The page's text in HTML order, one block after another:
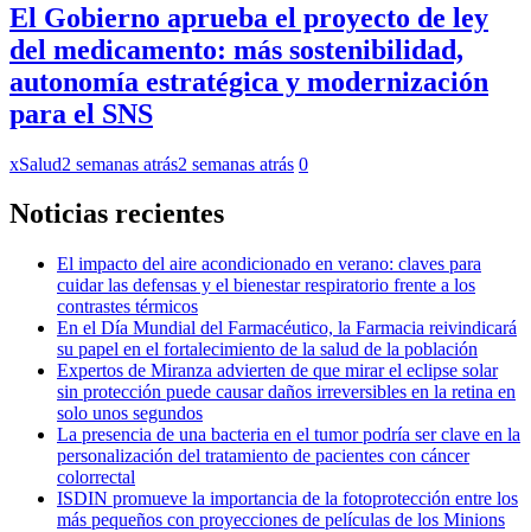
El Gobierno aprueba el proyecto de ley
del medicamento: más sostenibilidad,
autonomía estratégica y modernización
para el SNS
xSalud2 semanas atrás2 semanas atrás 0
Noticias recientes
El impacto del aire acondicionado en verano: claves para
cuidar las defensas y el bienestar respiratorio frente a los
contrastes térmicos
En el Día Mundial del Farmacéutico, la Farmacia reivindicará
su papel en el fortalecimiento de la salud de la población
Expertos de Miranza advierten de que mirar el eclipse solar
sin protección puede causar daños irreversibles en la retina en
solo unos segundos
La presencia de una bacteria en el tumor podría ser clave en la
personalización del tratamiento de pacientes con cáncer
colorrectal
ISDIN promueve la importancia de la fotoprotección entre los
más pequeños con proyecciones de películas de los Minions